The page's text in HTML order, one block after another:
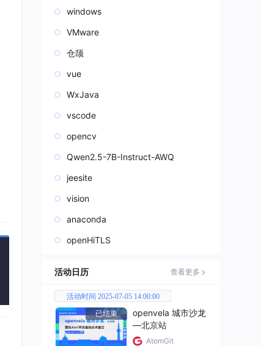
windows
VMware
仓颉
vue
WxJava
vscode
opencv
Qwen2.5-7B-Instruct-AWQ
jeesite
vision
anaconda
openHiTLS
活动日历 查看更多
活动时间 2025-07-05 14:00:00
已结束
openvela 城市沙龙
—北京站
AtomGit